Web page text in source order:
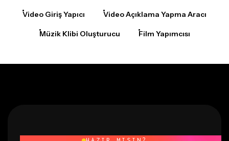
Müzik Klibi Oluşturucu Film Yapımcısı
Saniyeler içinde harika